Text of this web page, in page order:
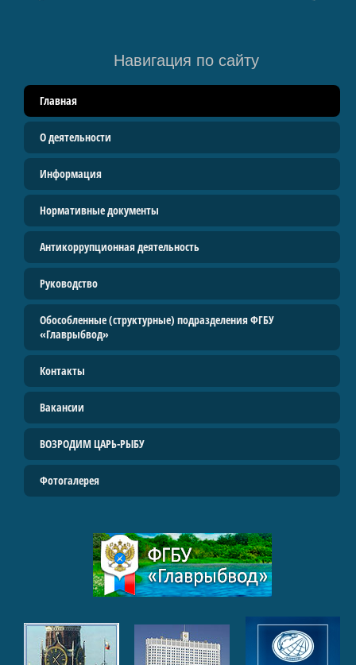
Прайс
Водные биологические ресурсы
Вакансии
Навигация по сайту
Главная
О деятельности
Информация
Нормативные документы
Антикоррупционная деятельность
Руководство
Обособленные (структурные) подразделения ФГБУ
«Главрыбвод»
Контакты
Вакансии
ВОЗРОДИМ ЦАРЬ-РЫБУ
Фотогалерея